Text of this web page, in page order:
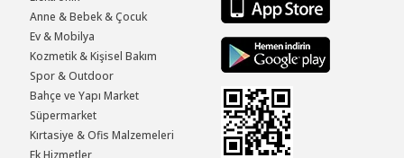
Anne & Bebek & Çocuk
Ev & Mobilya
Kozmetik & Kişisel Bakım
Spor & Outdoor
Bahçe ve Yapı Market
Süpermarket
Kırtasiye & Ofis Malzemeleri
Ek Hizmetler